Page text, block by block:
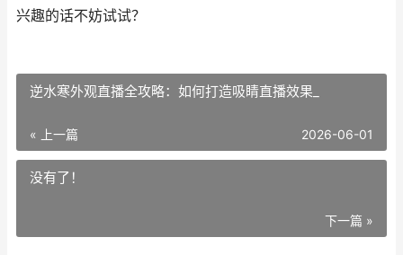
兴趣的话不妨试试？
逆水寒外观直播全攻略：如何打造吸睛直播效果_
« 上一篇 2026-06-01
没有了！
下一篇 »